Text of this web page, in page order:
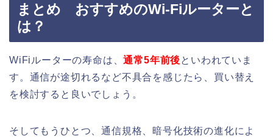
まとめ おすすめのWi-Fiルーターと
は？
WiFiルーターの寿命は、通常5年前後といわれていま
す。通信が途切れるなど不具合を感じたら、買い替え
を検討すると良いでしょう。
そしてもうひとつ、通信規格、暗号化技術の進化によ